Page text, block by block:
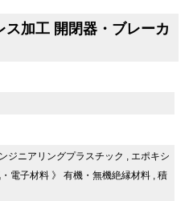
加工 開閉器・ブレーカ
ジニアリングプラスチック
エポキシ
電子材料 》 有機・無機絶縁材料
積